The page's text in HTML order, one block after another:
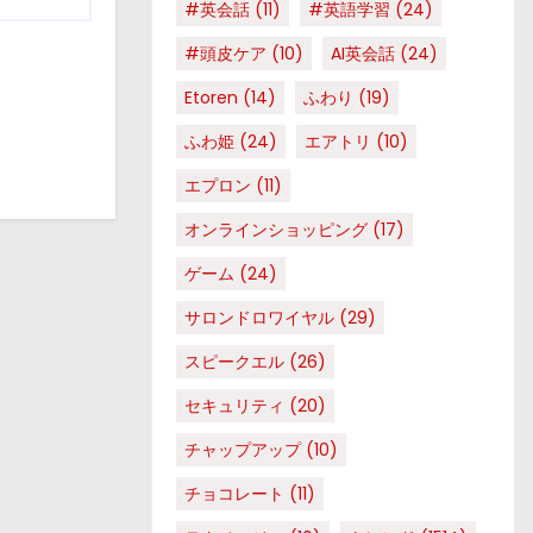
#英会話 (11) #英語学習 (24)
#頭皮ケア (10) AI英会話 (24)
Etoren (14) ふわり (19)
ふわ姫 (24) エアトリ (10)
エプロン (11)
オンラインショッピング (17)
ゲーム (24)
サロンドロワイヤル (29)
スピークエル (26)
セキュリティ (20)
チャップアップ(10)
チョコレート (11)